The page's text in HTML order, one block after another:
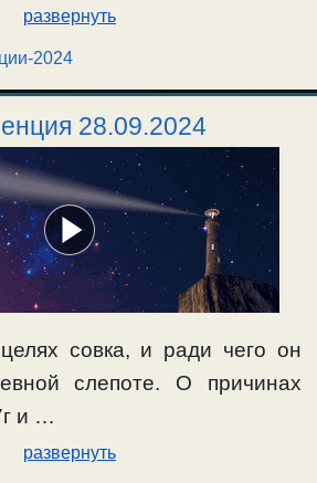
развернуть
2024
28.09.2024
совка, и ради чего он
слепоте. О причинах
и …
развернуть